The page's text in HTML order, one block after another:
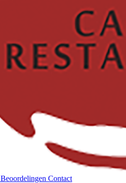
Beoordelingen Contact(huidige)